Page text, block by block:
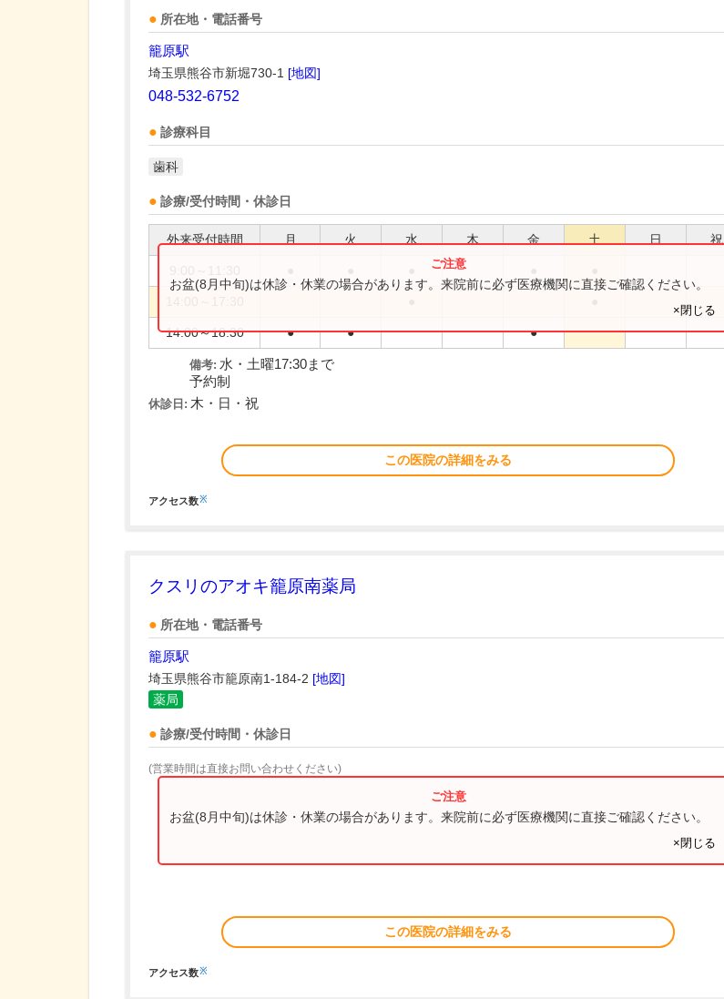
所在地・電話番号
籠原駅
埼玉県熊谷市新堀730-1 [地図]
048-532-6752
診療科目
歯科
診療/受付時間・休診日
外来受付時間 月 火 水 木 金 土 日 祝
14:00～18:30 ● ● ●
お盆(8月中旬)は休診・休業の場合があります。来院前に必ず医療機関に直接ご確認ください。
×閉じる
備考: 水・土曜17:30まで
予約制
休診日: 木・日・祝
この医院の詳細をみる
アクセス数※
クスリのアオキ籠原南薬局
所在地・電話番号
籠原駅
埼玉県熊谷市籠原南1-184-2 [地図]
薬局
診療/受付時間・休診日
(営業時間は直接お問い合わせください)
お盆(8月中旬)は休診・休業の場合があります。来院前に必ず医療機関に直接ご確認ください。
×閉じる
この医院の詳細をみる
アクセス数※